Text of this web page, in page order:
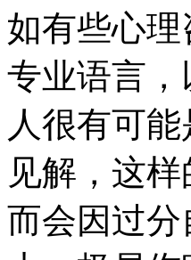
如有些心
专业语言
人很有可
见解，这
而会因过